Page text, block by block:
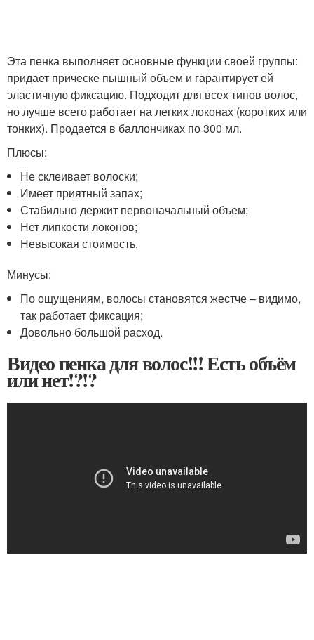
Эта пенка выполняет основные функции своей группы:
придает прическе пышный объем и гарантирует ей
эластичную фиксацию. Подходит для всех типов волос,
но лучше всего работает на легких локонах (коротких или
тонких). Продается в баллончиках по 300 мл.
Плюсы:
Не склеивает волоски;
Имеет приятный запах;
Стабильно держит первоначальный объем;
Нет липкости локонов;
Невысокая стоимость.
Минусы:
По ощущениям, волосы становятся жестче – видимо,
так работает фиксация;
Довольно большой расход.
Видео пенка для волос!!! Есть объём
или нет!?!?